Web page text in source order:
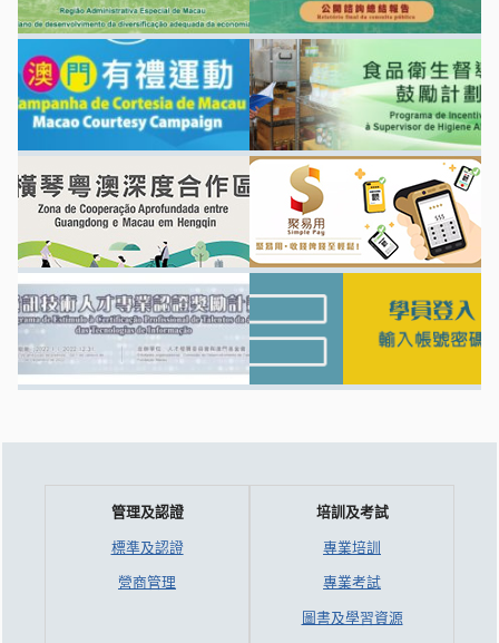
管理及認證
標準及認證
營商管理
培訓及考試
專業培訓
專業考試
圖書及學習資源